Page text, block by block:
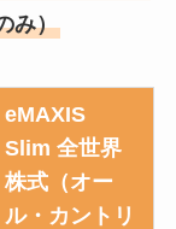
み）
eMAXIS
Slim 全世界
株式（オー
ル・カントリ